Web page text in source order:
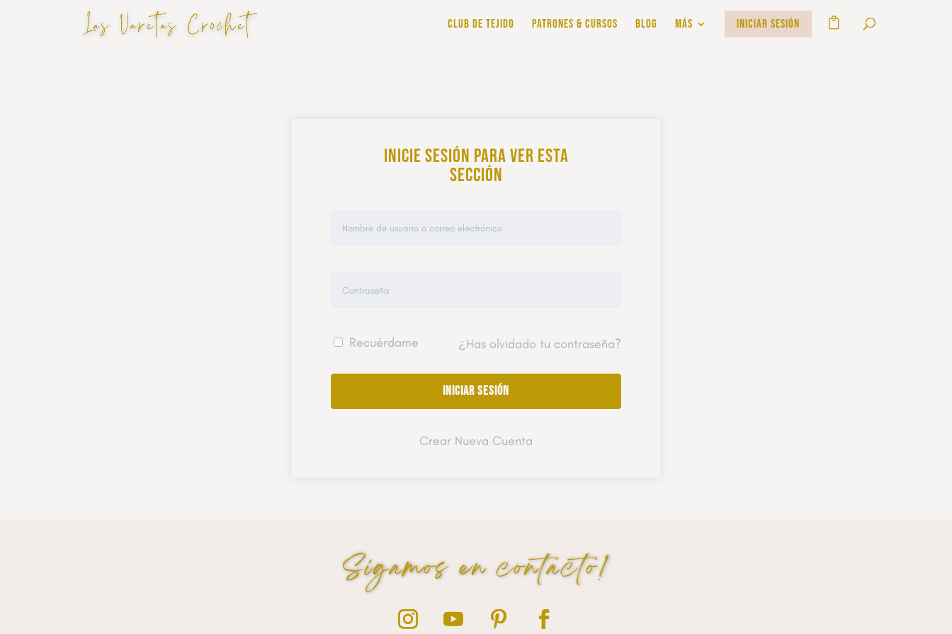
CLUB DE TEJIDO PATRONES & CURSOS BLOG MÁS INICIAR SESIÓN
Inicie sesión para ver esta
sección
Recuérdame ¿Has olvidado tu contraseña?
Crear Nueva Cuenta
Sigamos en contacto!